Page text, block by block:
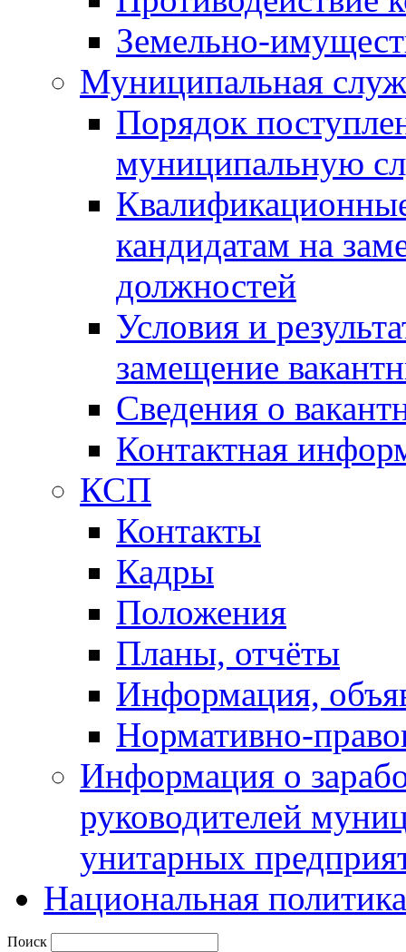
Земельно-
Муниципальная
Порядок
муниципальную
кандидатам на
должностей
Условия и
замещение
Сведения о
Контактная
КСП
Контакты
Кадры
Положения
Планы, отчёты
Информация,
Нормативно-
Информация о
руководителей
унитарных
Национальная политика
Поиск